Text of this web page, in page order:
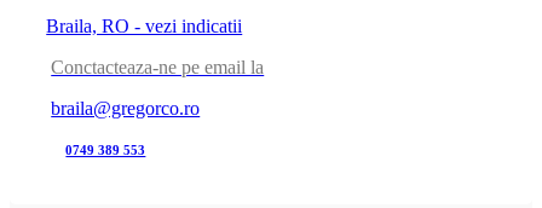
Braila, RO - vezi indicatii
Conctacteaza-ne pe email la
braila@gregorco.ro
0749 389 553